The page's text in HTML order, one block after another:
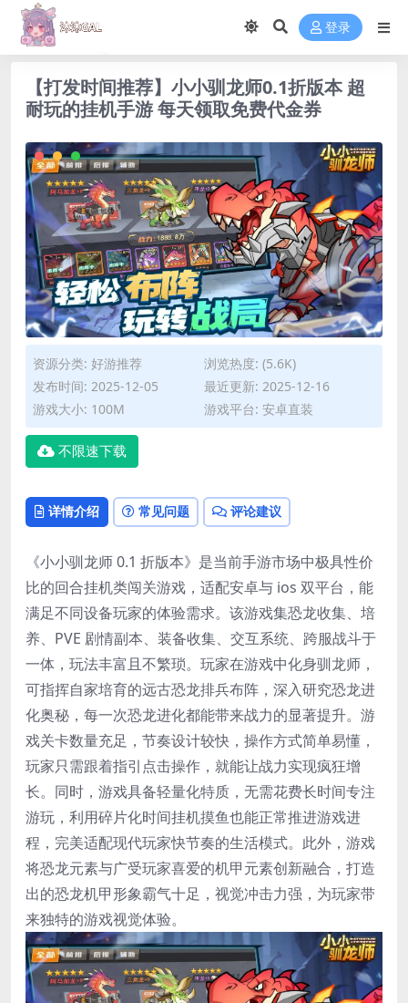
登录
【打发时间推荐】小小驯龙师0.1折版本 超
耐玩的挂机手游 每天领取免费代金券
资源分类: 好游推荐
浏览热度: (5.6K)
发布时间: 2025-12-05
最近更新: 2025-12-16
游戏大小: 100M
游戏平台: 安卓直装
不限速下载
详情介绍 常见问题 评论建议
《小小驯龙师 0.1 折版本》是当前手游市场中极具性价
比的回合挂机类闯关游戏，适配安卓与 ios 双平台，能
满足不同设备玩家的体验需求。该游戏集恐龙收集、培
养、PVE 剧情副本、装备收集、交互系统、跨服战斗于
一体，玩法丰富且不繁琐。玩家在游戏中化身驯龙师，
可指挥自家培育的远古恐龙排兵布阵，深入研究恐龙进
化奥秘，每一次恐龙进化都能带来战力的显著提升。游
戏关卡数量充足，节奏设计较快，操作方式简单易懂，
玩家只需跟着指引点击操作，就能让战力实现疯狂增
长。同时，游戏具备轻量化特质，无需花费长时间专注
游玩，利用碎片化时间挂机摸鱼也能正常推进游戏进
程，完美适配现代玩家快节奏的生活模式。此外，游戏
将恐龙元素与广受玩家喜爱的机甲元素创新融合，打造
出的恐龙机甲形象霸气十足，视觉冲击力强，为玩家带
来独特的游戏视觉体验。